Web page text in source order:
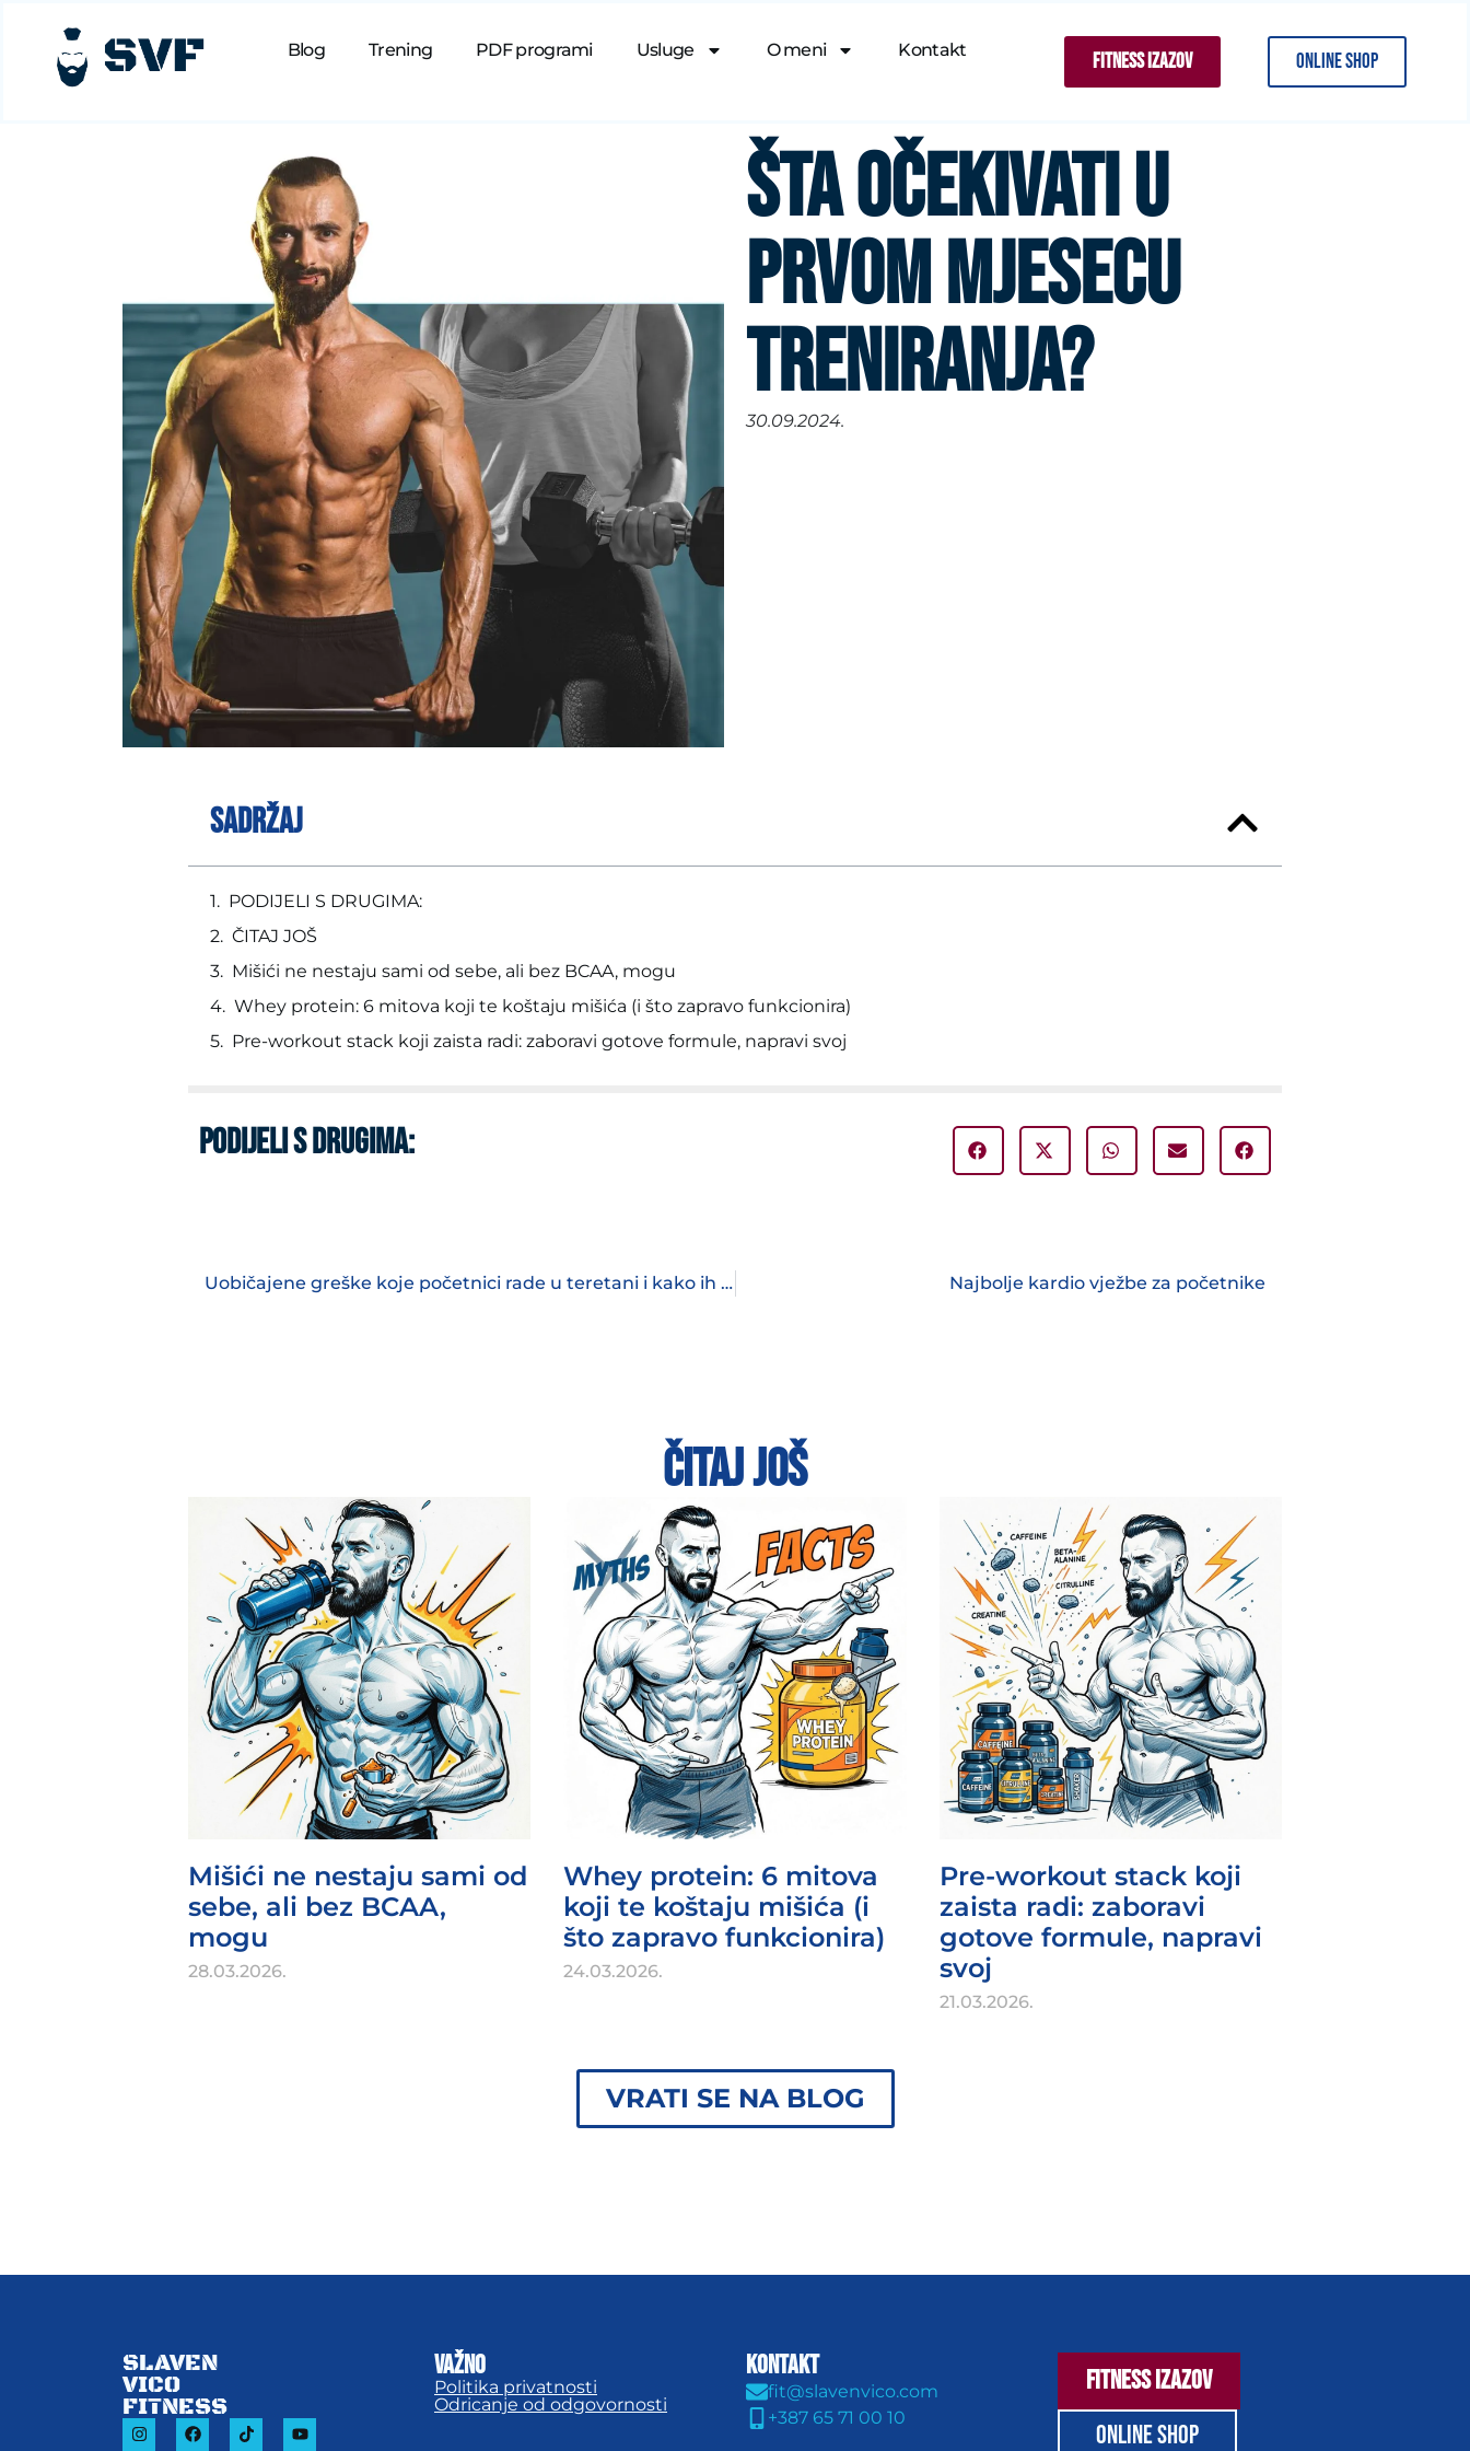
Blog Trening PDF programi Usluge O meni Kontakt FITNESS IZAZOV ONLINE SHOP
ŠTA OČEKIVATI U
PRVOM MJESECU
TRENIRANJA?
30.09.2024.
SADRŽAJ
PODIJELI S DRUGIMA:
ČITAJ JOŠ
Mišići ne nestaju sami od sebe, ali bez BCAA, mogu
Whey protein: 6 mitova koji te koštaju mišića (i što zapravo funkcionira)
Pre-workout stack koji zaista radi: zaboravi gotove formule, napravi svoj
PODIJELI S DRUGIMA:
Uobičajene greške koje početnici rade u teretani i kako ih izbjeći Najbolje kardio vježbe za početnike
ČITAJ JOŠ
Mišići ne nestaju sami od
sebe, ali bez BCAA,
mogu
28.03.2026.
Whey protein: 6 mitova
koji te koštaju mišića (i
što zapravo funkcionira)
24.03.2026.
Pre-workout stack koji
zaista radi: zaboravi
gotove formule, napravi
svoj
21.03.2026.
VRATI SE NA BLOG
SLAVEN
VICO
FITNESS
važno
Politika privatnosti
Odricanje od odgovornosti
KONTAKT
fit@slavenvico.com
+387 65 71 00 10
FITNESS IZAZOV
ONLINE SHOP